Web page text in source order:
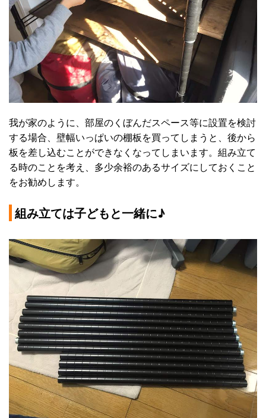
我が家のように、部屋のくぼんだスペース等に設置を検討
する場合、壁幅いっぱいの棚板を買ってしまうと、後から
板を差し込むことができなくなってしまいます。組み立て
る時のことを考え、多少余裕のあるサイズにしておくこと
をお勧めします。
組み立ては子どもと一緒に♪